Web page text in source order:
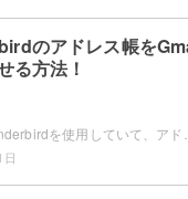
のアドレス帳を
る方法！